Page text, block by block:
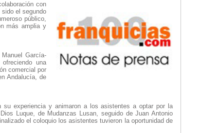
con
el segundo
público,
más amplia y
García-
una
comercial por
Andalucía, de
su experiencia y animaron a los asistentes a optar por la
Luque, de Mudanzas Lusan, seguido de Juan Antonio
el coloquio los asistentes tuvieron la oportunidad de